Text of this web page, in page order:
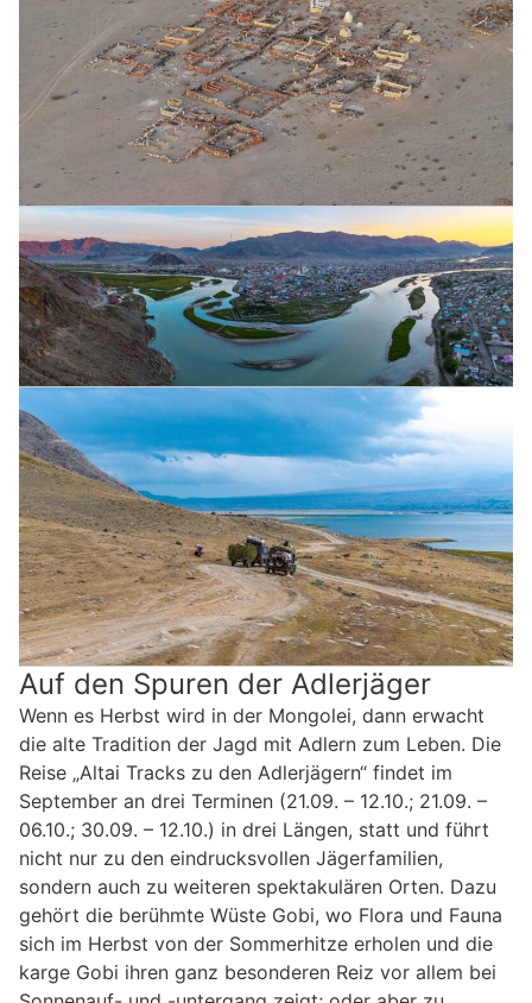
Auf den Spuren der Adlerjäger
Wenn es Herbst wird in der Mongolei, dann erwacht
die alte Tradition der Jagd mit Adlern zum Leben. Die
Reise „Altai Tracks zu den Adlerjägern“ findet im
September an drei Terminen (21.09. – 12.10.; 21.09. –
06.10.; 30.09. – 12.10.) in drei Längen, statt und führt
nicht nur zu den eindrucksvollen Jägerfamilien,
sondern auch zu weiteren spektakulären Orten. Dazu
gehört die berühmte Wüste Gobi, wo Flora und Fauna
sich im Herbst von der Sommerhitze erholen und die
karge Gobi ihren ganz besonderen Reiz vor allem bei